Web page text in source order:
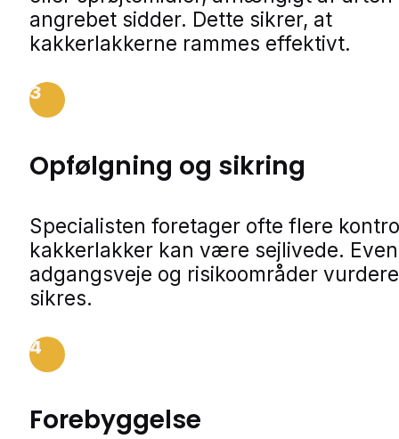
angrebet sidder. Dette sikrer, at
kakkerlakkerne rammes effektivt.
3
Opfølgning og sikring
Specialisten foretager ofte flere
kakkerlakker kan være sejlivede.
adgangsveje og risikoområder
sikres.
4
Forebyggelse